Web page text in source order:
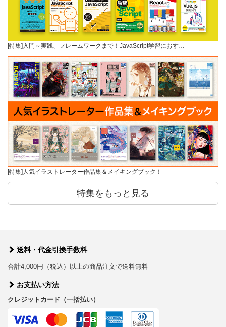
[特集]入門～実践、フレームワークまで！JavaScript学習におす…
[特集]人気イラストレーター作品集＆メイキングブック！
特集をもっと見る
送料・代金引換手数料
合計4,000円（税込）以上の商品注文で送料無料
お支払い方法
クレジットカード（一括払い）